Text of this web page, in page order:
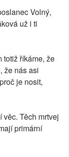
Volný,
už i ti
totiž říkáme, že
že nás asi
je nosit,
Těch mrtvej
primární